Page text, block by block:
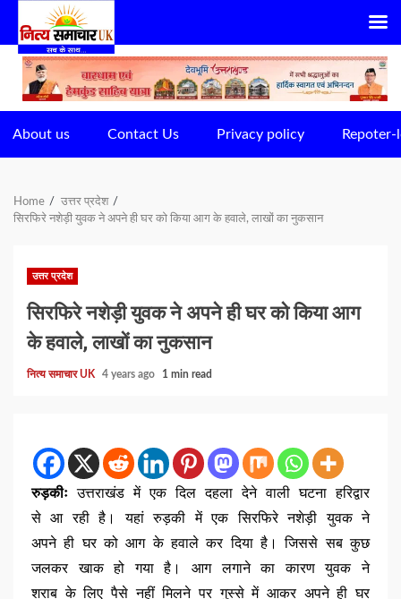
Skip
content
About us Contact Us Privacy policy Repoter-
Home
उत्तर प्रदेश
सिरफिरे नशेड़ी युवक ने अपने ही घर को किया आग के हवाले, लाखों का नुकसान
उत्तर प्रदेश
सिरफिरे नशेड़ी युवक ने अपने ही घर को किया आग
के हवाले, लाखों का नुकसान
नित्य समाचार UK 4 years ago 1 min read
रुड़कीः उत्तराखंड में एक दिल दहला देने वाली घटना हरिद्वार
से आ रही है। यहां रुड़की में एक सिरफिरे नशेड़ी युवक ने
अपने ही घर को आग के हवाले कर दिया है। जिससे सब कुछ
जलकर खाक हो गया है। आग लगाने का कारण युवक ने
शराब के लिए पैसे नहीं मिलने पर गुस्से में आकर अपने ही घर